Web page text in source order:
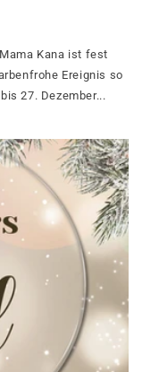
Kana ist fest
Ereignis so
27. Dezember...